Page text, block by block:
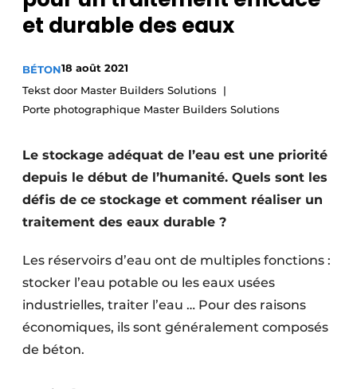
Termes et conditions
Contrôle d’accès
Éclairage
Fondations
Façades
Géotextiles
Infrastructures souterraines et égouttage
et durable des eaux
BÉTON18 août 2021
Tekst door Master Builders Solutions
Porte photographique Master Builders Solutions
Le stockage adéquat de l’eau est une priorité
depuis le début de l’humanité. Quels sont les
défis de ce stockage et comment réaliser un
traitement des eaux durable ?
Les réservoirs d’eau ont de multiples fonctions :
stocker l’eau potable ou les eaux usées
industrielles, traiter l’eau … Pour des raisons
économiques, ils sont généralement composés
de béton.